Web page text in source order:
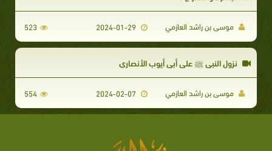
موسى بن راشد العازمي 2024-01-29
523
نزول النبي ﷺ على أبي أيوب الأنصاري
موسى بن راشد العازمي 554